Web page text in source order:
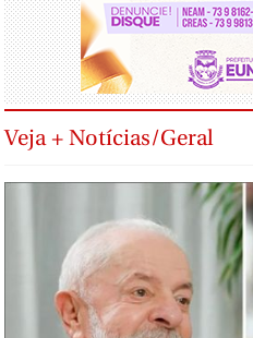
Veja + Notícias/Geral